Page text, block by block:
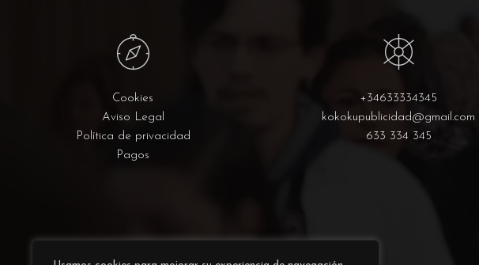
Cookies
Aviso Legal
Política de privacidad
Pagos
+34633334345
kokokupublicidad@gmail.com
633 334 345